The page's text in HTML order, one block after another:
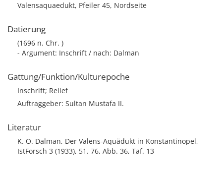
Valensaquaedukt, Pfeiler 45, Nordseite
Datierung
(1696 n. Chr. )
- Argument: Inschrift / nach: Dalman
Gattung/Funktion/Kulturepoche
Inschrift; Relief
Auftraggeber: Sultan Mustafa II.
Literatur
K. O. Dalman, Der Valens-Aquädukt in Konstantinopel,
IstForsch 3 (1933), 51. 76, Abb. 36, Taf. 13